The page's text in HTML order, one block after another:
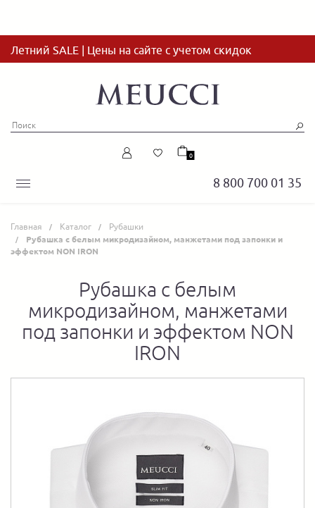
Летний SALE | Цены на сайте с учетом скидок
8 800 700 01 35
0
Главная Каталог Рубашки
Рубашка с белым микродизайном, манжетами под запонки и
эффектом NON IRON
Рубашка с белым
микродизайном, манжетами
под запонки и эффектом NON
IRON